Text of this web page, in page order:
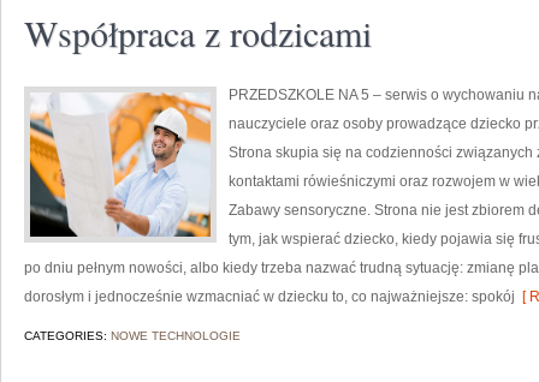
Współpraca z rodzicami
PRZEDSZKOLE NA 5 – serwis o wychowaniu
nauczyciele oraz osoby prowadzące dziecko
Strona skupia się na codzienności
kontaktami rówieśniczymi oraz rozwojem w
Zabawy sensoryczne. Strona nie jest zbiorem
tym, jak wspierać dziecko, kiedy pojawia się
po dniu pełnym nowości, albo kiedy trzeba nazwać trudną sytuację: zmianę
dorosłym i jednocześnie wzmacniać w dziecku to, co najważniejsze: spokój [
CATEGORIES: NOWE TECHNOLOGIE